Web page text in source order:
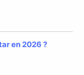
en 2026 ?